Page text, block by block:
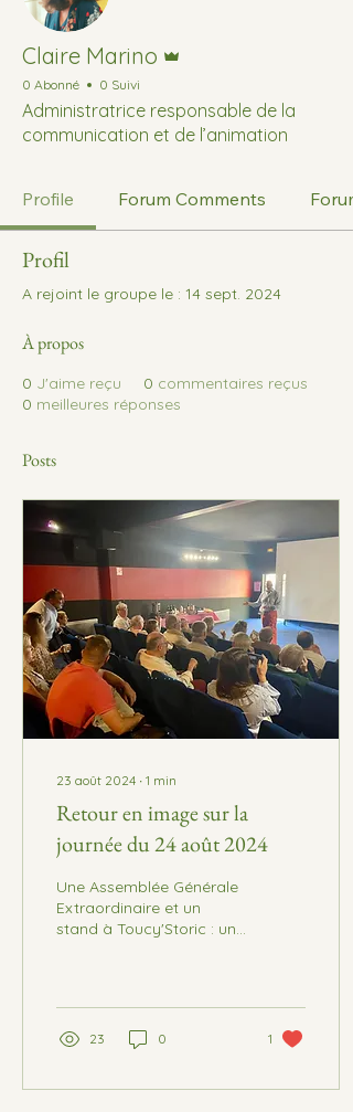
Claire Marino
0 Abonné 0 Suivi
Administratrice responsable de la
communication et de l’animation
Profile Forum Comments
Profil
A rejoint le groupe le : 14 sept. 2024
À propos
0 J'aime reçu 0 commentaires reçus
0 meilleures réponses
Posts
23 août 2024 ∙ 1 min
Retour en image sur la
journée du 24 août 2024
Une Assemblée Générale
Extraordinaire et un
stand à Toucy'Storic : une
23 0 1